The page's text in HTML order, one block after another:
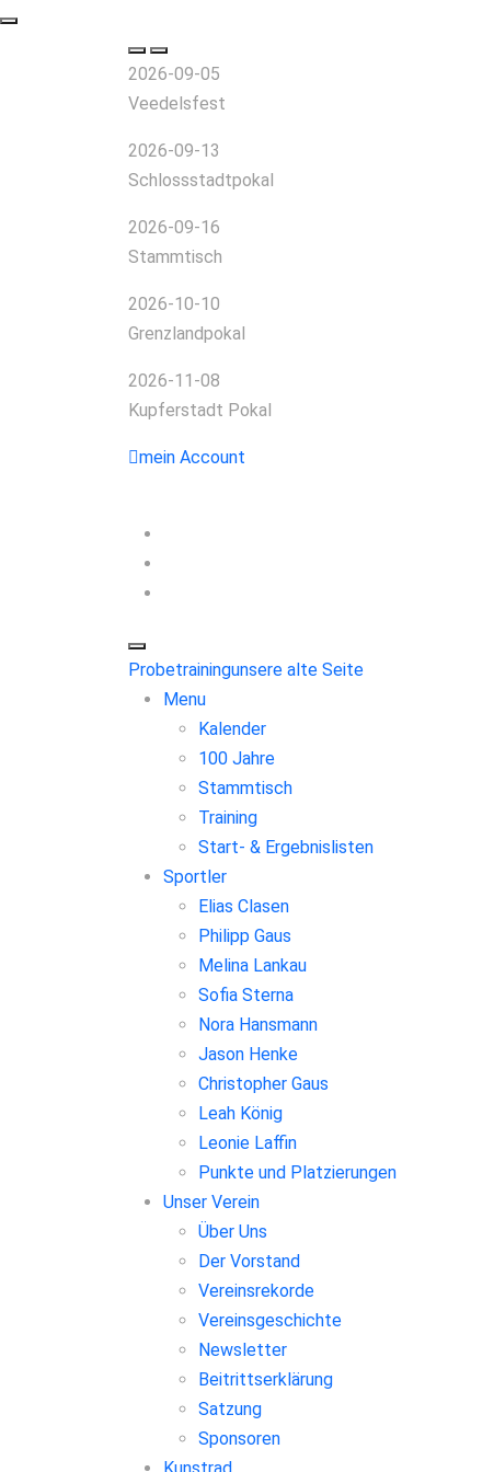
2026-09-05
Veedelsfest
2026-09-13
Schlossstadtpokal
2026-09-16
Stammtisch
2026-10-10
Grenzlandpokal
2026-11-08
Kupferstadt Pokal
mein Account
Probetrainingunsere alte Seite
Menu
Kalender
100 Jahre
Stammtisch
Training
Start- & Ergebnislisten
Sportler
Elias Clasen
Philipp Gaus
Melina Lankau
Sofia Sterna
Nora Hansmann
Jason Henke
Christopher Gaus
Leah König
Leonie Laffin
Punkte und Platzierungen
Unser Verein
Über Uns
Der Vorstand
Vereinsrekorde
Vereinsgeschichte
Newsletter
Beitrittserklärung
Satzung
Sponsoren